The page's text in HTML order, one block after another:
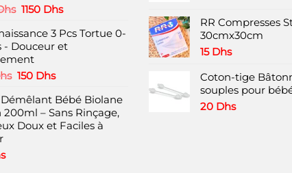
choisies
la
page
sur
la
page
produit
Le
initial
était :
1490 Dhs.
1150 DhsLe
actuel
est :
3 Pcs Tortue 0-
- Douceur et
Le
initial
était :
220 Dhs.
150 DhsLe
actuel
est :
150 Dhs.
Démêlant Bébé Biolane
200ml – Sans Rinçage,
Doux et Faciles à
RR Compresses
30cmx30cm
15 Dhs
Coton-tige
souples pour
20 Dhs